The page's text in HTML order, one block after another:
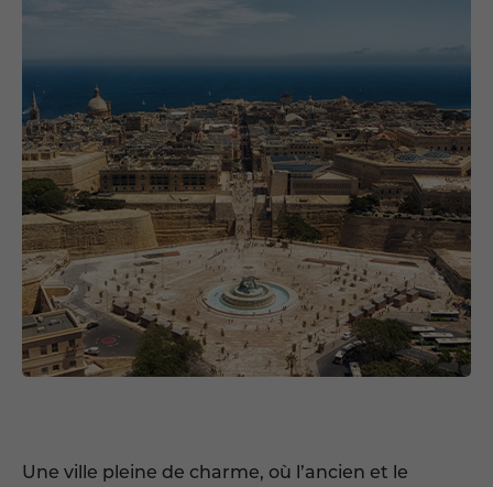
Une ville pleine de charme, où l’ancien et le